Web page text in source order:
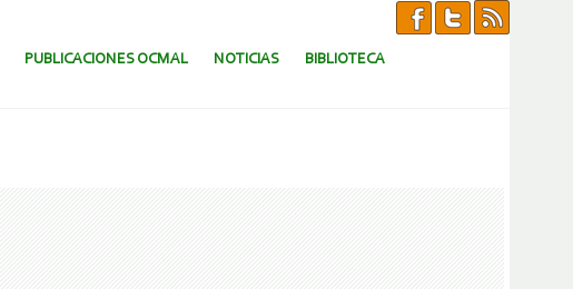
PUBLICACIONES OCMAL NOTICIAS BIBLIOTECA